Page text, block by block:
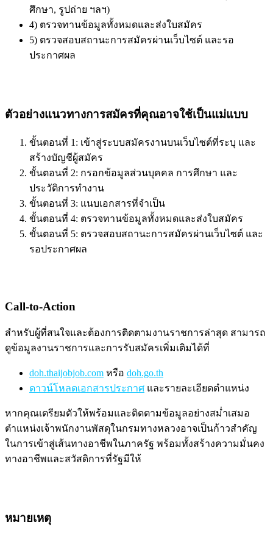
ศึกษา, รูปถ่าย ฯลฯ)
4) ตรวจทานข้อมูลทั้งหมดและส่งใบสมัคร
5) ตรวจสอบสถานะการสมัครผ่านเว็บไซต์ และรอ
ประกาศผล
ตัวอย่างแนวทางการสมัครที่คุณอาจใช้เป็นแม่แบบ
ขั้นตอนที่ 1: เข้าสู่ระบบสมัครงานบนเว็บไซต์ที่ระบุ และ
สร้างบัญชีผู้สมัคร
ขั้นตอนที่ 2: กรอกข้อมูลส่วนบุคคล การศึกษา และ
ประวัติการทำงาน
ขั้นตอนที่ 3: แนบเอกสารที่จำเป็น
ขั้นตอนที่ 4: ตรวจทานข้อมูลทั้งหมดและส่งใบสมัคร
ขั้นตอนที่ 5: ตรวจสอบสถานะการสมัครผ่านเว็บไซต์ และ
รอประกาศผล
Call-to-Action
สำหรับผู้ที่สนใจและต้องการติดตามงานราชการล่าสุด สามารถ
ดูข้อมูลงานราชการและการรับสมัครเพิ่มเติมได้ที่
doh.thaijobjob.com หรือ doh.go.th
ดาวน์โหลดเอกสารประกาศ และรายละเอียดตำแหน่ง
หากคุณเตรียมตัวให้พร้อมและติดตามข้อมูลอย่างสม่ำเสมอ
ตำแหน่งเจ้าพนักงานพัสดุในกรมทางหลวงอาจเป็นก้าวสำคัญ
ในการเข้าสู่เส้นทางอาชีพในภาครัฐ พร้อมทั้งสร้างความมั่นคง
ทางอาชีพและสวัสดิการที่รัฐมีให้
หมายเหตุ